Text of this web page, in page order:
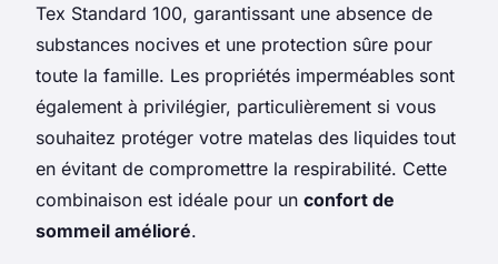
Tex Standard 100, garantissant une absence de
substances nocives et une protection sûre pour
toute la famille. Les propriétés imperméables sont
également à privilégier, particulièrement si vous
souhaitez protéger votre matelas des liquides tout
en évitant de compromettre la respirabilité. Cette
combinaison est idéale pour un confort de
sommeil amélioré.